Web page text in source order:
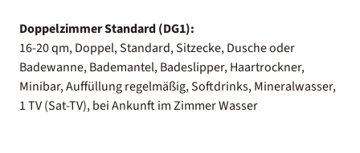
Doppelzimmer Standard (DG1):
16-20 qm, Doppel, Standard, Sitzecke, Dusche oder
Badewanne, Bademantel, Badeslipper, Haartrockner,
Minibar, Auffüllung regelmäßig, Softdrinks, Mineralwasser,
1 TV (Sat-TV), bei Ankunft im Zimmer Wasser